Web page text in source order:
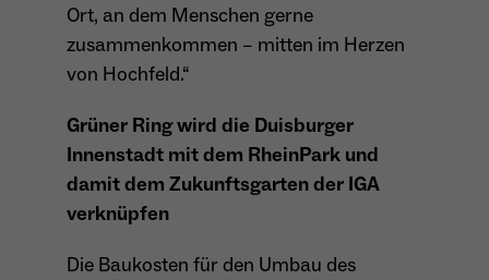
Zweck
- Wird von Google Ads / Google Tag Manager
verwendet - Dient der Conversion-Erfassung
und Werbewirksamkeitsmessung - Hilft zu
interagieren
Name _fbp
Anbieter Meta Platforms Inc. (Facebook)
Ort, an dem Menschen gerne
zusammenkommen – mitten im Herzen
von Hochfeld.“
Grüner Ring wird die Duisburger
Innenstadt mit dem RheinPark und
damit dem Zukunftsgarten der IGA
verknüpfen
Die Baukosten für den Umbau des